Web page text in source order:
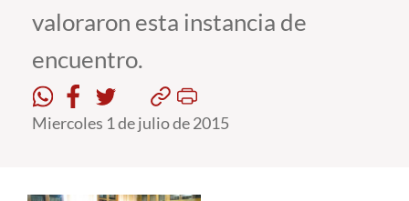
Pregrado
Postgrado
Formación Continua
valoraron esta instancia de
encuentro.
Miercoles 1 de julio de 2015